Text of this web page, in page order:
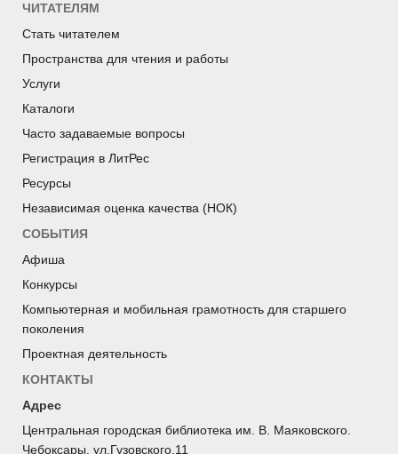
ЧИТАТЕЛЯМ
Стать читателем
Пространства для чтения и работы
Услуги
Каталоги
Часто задаваемые вопросы
Регистрация в ЛитРес
Ресурсы
Независимая оценка качества (НОК)
СОБЫТИЯ
Афиша
Конкурсы
Компьютерная и мобильная грамотность для старшего
поколения
Проектная деятельность
КОНТАКТЫ
Адрес
Центральная городская библиотека им. В. Маяковского.
Чебоксары, ул.Гузовского,11